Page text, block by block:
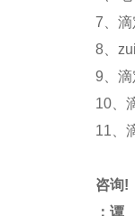
7 、
8 、
9 、
10
11 、
咨询!
：谭